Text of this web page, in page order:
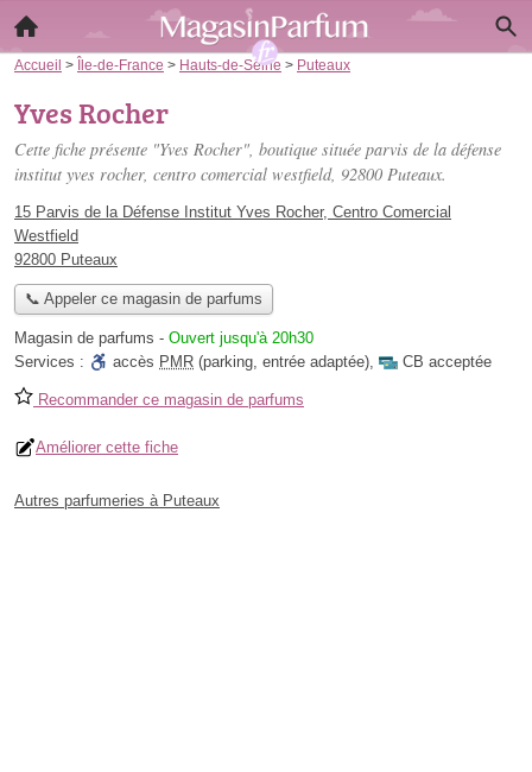
Accueil > Île-de-France > Hauts-de-Seine > Puteaux
Yves Rocher
Cette fiche présente "Yves Rocher", boutique située parvis de la défense
institut yves rocher, centro comercial westfield, 92800 Puteaux.
15 Parvis de la Défense Institut Yves Rocher, Centro Comercial
Westfield
92800 Puteaux
📞 Appeler ce magasin de parfums
Magasin de parfums - Ouvert jusqu'à 20h30
Services :
accès PMR (parking, entrée adaptée), CB acceptée
Recommander ce magasin de parfums
Améliorer cette fiche
Autres parfumeries à Puteaux